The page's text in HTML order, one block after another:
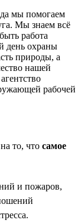
мы помогаем
Мы знаем всё
работа
день охраны
природы, а
нашей
рабочей
то, что самое
и пожаров,